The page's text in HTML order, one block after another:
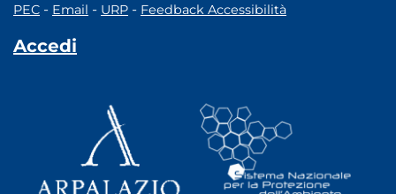
PEC - Email - URP - Feedback Accessibilità
Accedi